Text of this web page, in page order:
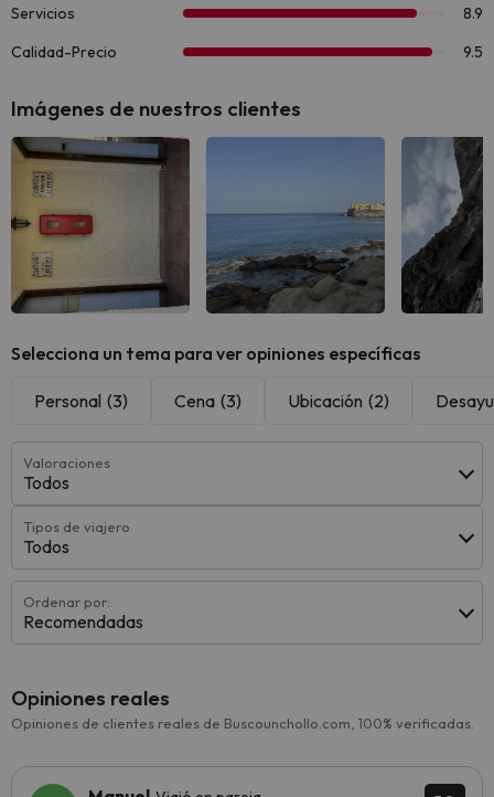
Imágenes de nuestros clientes
Selecciona un tema para ver opiniones específicas
Personal (3) Cena (3) Ubicación (2)
Valoraciones
Todos
Tipos de viajero
Todos
Ordenar por:
Recomendadas
Opiniones reales
Opiniones de clientes reales de Buscounchollo.com, 100% verificadas.